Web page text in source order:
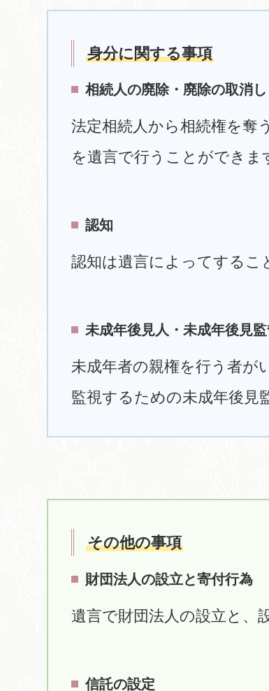
身分に関する事項
相続人の廃除・廃除の取消し
法定相続人から相続権を奪
を遺言で行うことができま
認知
認知は遺言によってするこ
未成年後見人・未成年後見
未成年者の親権を行う者が
監視するための未成年後見
その他の事項
財団法人の設立と寄付行為
遺言で財団法人の設立と、
信託の設定